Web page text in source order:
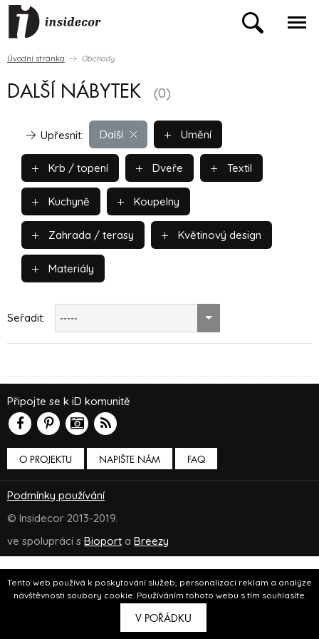
Tento web používá k poskytování služeb, personalizaci reklam a analýze
návštěvnosti soubory cookie. Používáním tohoto webu s tím souhlasíte.
V POŘÁDKU
Úvodní stránka Obchody
DALŠÍ NÁBYTEK (0)
Další
Upřesnit: Umění
Krb / topení Dveře Textil
Kuchyně Koupelny
Zahrada / terasy Květinový design
Materiály
Seřadit: -----
O PROJEKTU NAPIŠTE NÁM
Připojte se k iD komunitě
FAQ
Podmínky používání
© Insidecor 2013-2019.
ve spolupráci s Bioport a Breezy